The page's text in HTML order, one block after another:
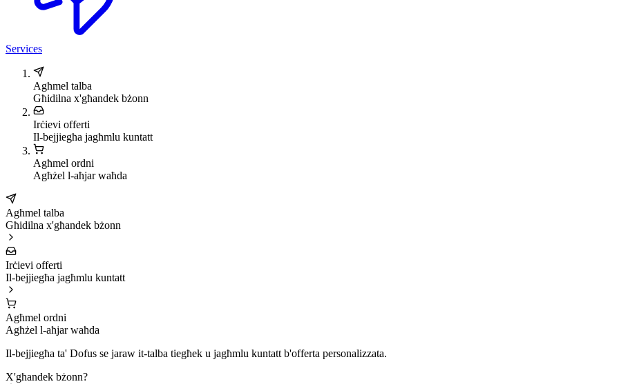
Services
Agħmel talba
Għidilna x'għandek bżonn
Irċievi offerti
Il-bejjiegħa jagħmlu kuntatt
Agħmel ordni
Agħżel l-aħjar waħda
Agħmel talba
Għidilna x'għandek bżonn
Irċievi offerti
Il-bejjiegħa jagħmlu kuntatt
Agħmel ordni
Agħżel l-aħjar waħda
Il-bejjiegħa ta' Dofus se jaraw it-talba tiegħek u jagħmlu kuntatt b'offerta personalizzata.
X'għandek bżonn?